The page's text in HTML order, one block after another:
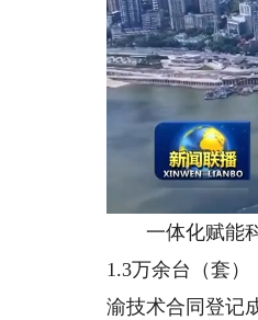
一体化赋能科
1.3万余台（套）
渝技术合同登记